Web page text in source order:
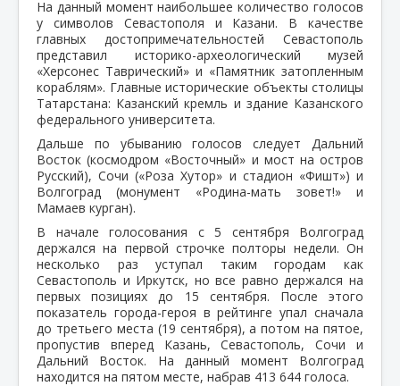
На данный момент наибольшее количество голосов
у символов Севастополя и Казани. В качестве
главных достопримечательностей Севастополь
представил историко-археологический музей
«Херсонес Таврический» и «Памятник затопленным
кораблям». Главные исторические объекты столицы
Татарстана: Казанский кремль и здание Казанского
федерального университета.
Дальше по убыванию голосов следует Дальний
Восток (космодром «Восточный» и мост на остров
Русский), Сочи («Роза Хутор» и стадион «Фишт») и
Волгоград (монумент «Родина-мать зовет!» и
Мамаев курган).
В начале голосования с 5 сентября Волгоград
держался на первой строчке полторы недели. Он
несколько раз уступал таким городам как
Севастополь и Иркутск, но все равно держался на
первых позициях до 15 сентября. После этого
показатель города-героя в рейтинге упал сначала
до третьего места (19 сентября), а потом на пятое,
пропустив вперед Казань, Севастополь, Сочи и
Дальний Восток. На данный момент Волгоград
находится на пятом месте, набрав 413 644 голоса.